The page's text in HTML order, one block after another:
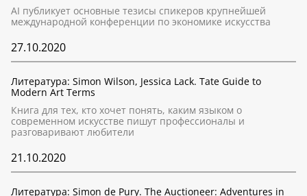
AI публикует основные тезисы спикеров крупнейшей
международной конференции по экономике искусства
27.10.2020
Литература: Simon Wilson, Jessica Lack. Tate Guide to
Modern Art Terms
Книга для тех, кто хочет понять, каким языком о
современном искусстве пишут профессионалы и
разговаривают любители
21.10.2020
Литература: Simon de Pury. The Auctioneer: Adventures in